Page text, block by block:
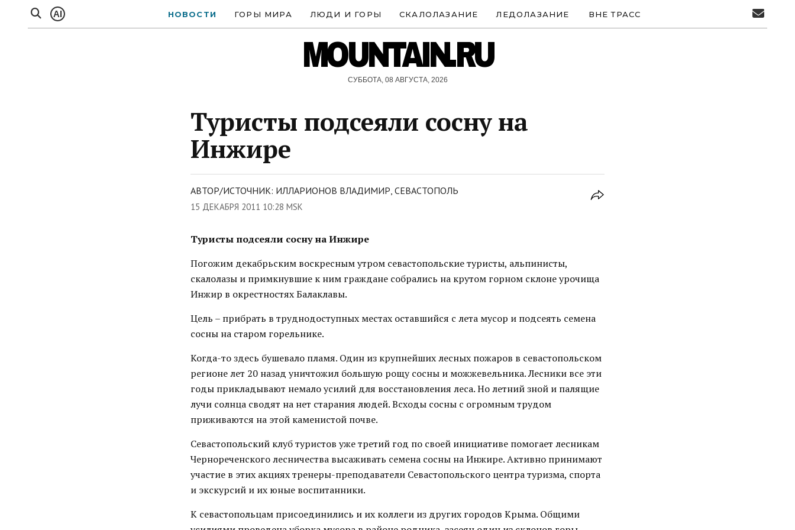
AI НОВОСТИ ГОРЫ МИРА ЛЮДИ И ГОРЫ СКАЛОЛАЗАНИЕ ЛЕДОЛАЗАНИЕ ВНЕ ТРАСС
MOUNTAIN.RU
СУББОТА, 08 АВГУСТА, 2026
Туристы подсеяли сосну на
Инжире
АВТОР/ИСТОЧНИК: ИЛЛАРИОНОВ ВЛАДИМИР, СЕВАСТОПОЛЬ
15 ДЕКАБРЯ 2011 10:28 MSK
Туристы подсеяли сосну на Инжире
Погожим декабрьским воскресным утром севастопольские туристы, альпинисты,
скалолазы и примкнувшие к ним граждане собрались на крутом горном склоне урочища
Инжир в окрестностях Балаклавы.
Цель – прибрать в труднодоступных местах оставшийся с лета мусор и подсеять семена
сосны на старом горельнике.
Когда-то здесь бушевало пламя. Один из крупнейших лесных пожаров в севастопольском
регионе лет 20 назад уничтожил большую рощу сосны и можжевельника. Лесники все эти
годы прикладывают немало усилий для восстановления леса. Но летний зной и палящие
лучи солнца сводят на нет старания людей. Всходы сосны с огромным трудом
приживаются на этой каменистой почве.
Севастопольский клуб туристов уже третий год по своей инициативе помогает лесникам
Чернореченского лесничества высаживать семена сосны на Инжире. Активно принимают
участие в этих акциях тренеры-преподаватели Севастопольского центра туризма, спорта
и экскурсий и их юные воспитанники.
К севастопольцам присоединились и их коллеги из других городов Крыма. Общими